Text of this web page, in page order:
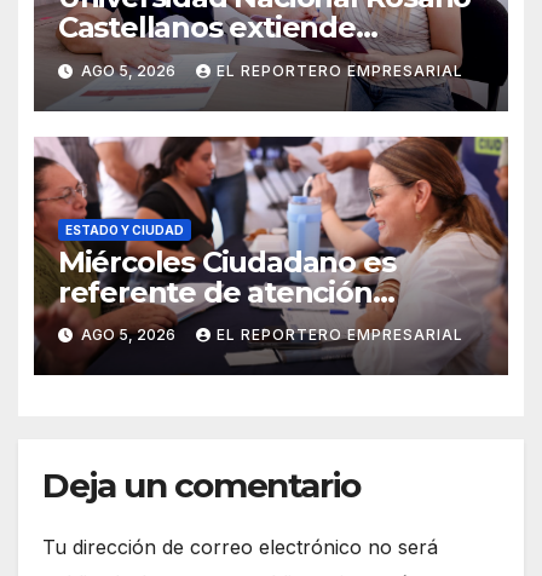
Castellanos extiende
convocatoria de ingreso al 31
de agosto
AGO 5, 2026 EL REPORTERO EMPRESARIAL
ESTADO Y CIUDAD
Miércoles Ciudadano es
referente de atención
oportuna y clara para las y los
meridanos; Cecilia Patrón
AGO 5, 2026 EL REPORTERO EMPRESARIAL
Deja un comentario
Tu dirección de correo electrónico no será